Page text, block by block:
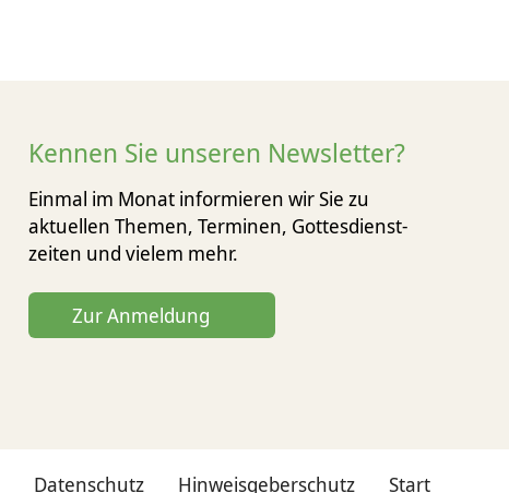
Kennen Sie unseren Newsletter?
Einmal im Monat informieren wir Sie zu
aktuellen Themen, Terminen, Gottesdienst­
zeiten und vielem mehr.
Zur Anmeldung
Datenschutz Hinweisgeberschutz Start